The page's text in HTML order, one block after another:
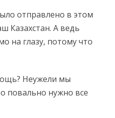
отправлено в этом
Казахстан. А ведь
на глазу, потому что
Неужели мы
повально нужно все